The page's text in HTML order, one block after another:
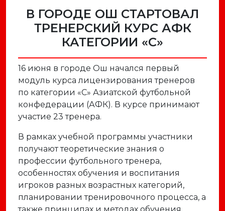
В ГОРОДЕ ОШ СТАРТОВАЛ
ТРЕНЕРСКИЙ КУРС АФК
КАТЕГОРИИ «С»
16 июня в городе Ош начался первый
модуль курса лицензирования тренеров
по категории «С» Азиатской футбольной
конфедерации (АФК). В курсе принимают
участие 23 тренера.
В рамках учебной программы участники
получают теоретические знания о
профессии футбольного тренера,
особенностях обучения и воспитания
игроков разных возрастных категорий,
планировании тренировочного процесса, а